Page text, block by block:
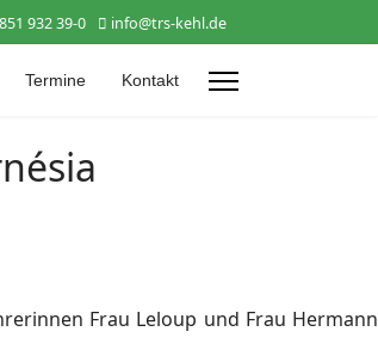
932 39-0 info@trs-kehl.de
Termine Kontakt
Frau Leloup und Frau Hermann